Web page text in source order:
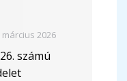
március 2026
számú